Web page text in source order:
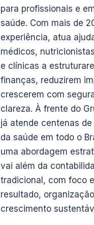
para profissionais e
saúde. Com mais de
experiência, atua
médicos,
e clínicas a
finanças, reduzirem
crescerem com
clareza. À frente do
já atende centenas de
da saúde em todo o
uma abordagem
vai além da
tradicional, com foco
resultado,
crescimento